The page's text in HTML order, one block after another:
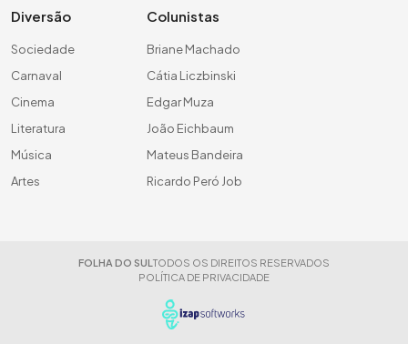
Diversão
Sociedade
Carnaval
Cinema
Literatura
Música
Artes
Colunistas
Briane Machado
Cátia Liczbinski
Edgar Muza
João Eichbaum
Mateus Bandeira
Ricardo Peró Job
FOLHA DO SUL TODOS OS DIREITOS RESERVADOS
POLÍTICA DE PRIVACIDADE